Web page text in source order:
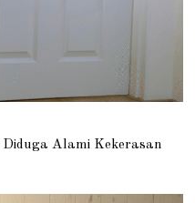
Alami Kekerasan